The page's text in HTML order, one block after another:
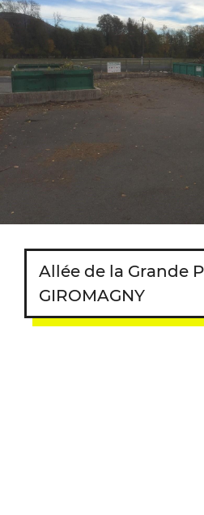
Allée de la Grande
GIROMAGNY